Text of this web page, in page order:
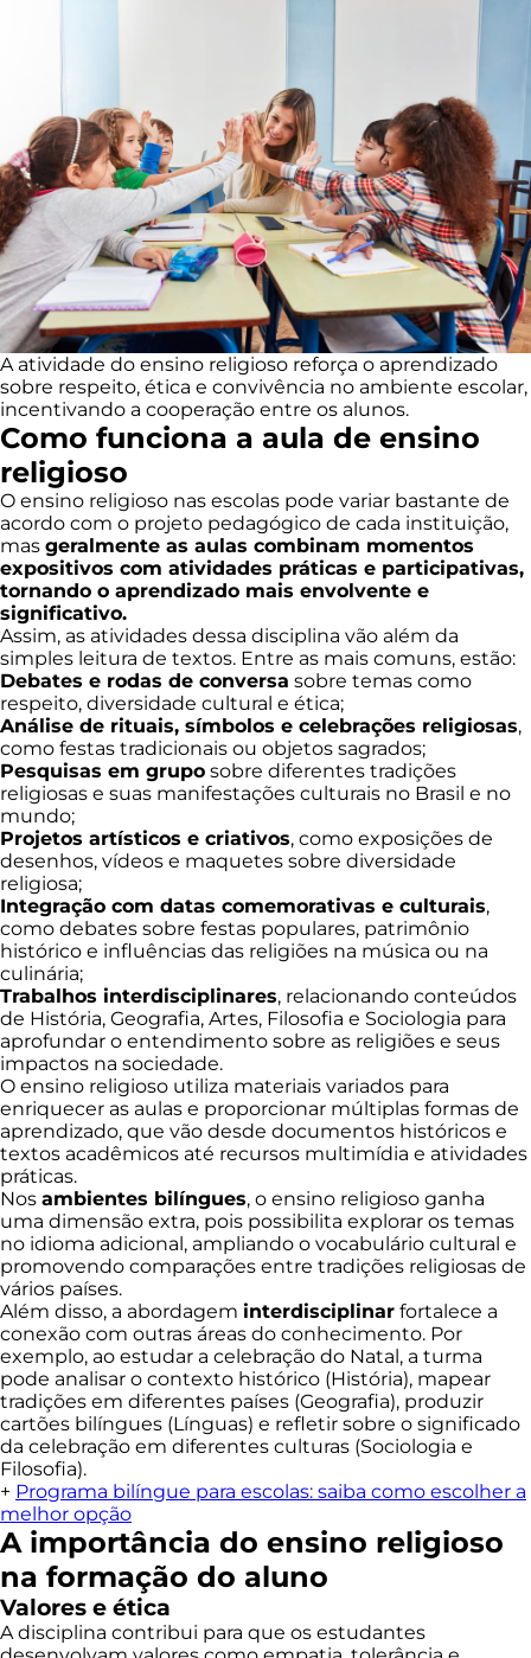
A atividade do ensino religioso reforça o aprendizado
sobre respeito, ética e convivência no ambiente escolar,
incentivando a cooperação entre os alunos.
Como funciona a aula de ensino
religioso
O ensino religioso nas escolas pode variar bastante de
acordo com o projeto pedagógico de cada instituição,
mas geralmente as aulas combinam momentos
expositivos com atividades práticas e participativas,
tornando o aprendizado mais envolvente e
significativo.
Assim, as atividades dessa disciplina vão além da
simples leitura de textos. Entre as mais comuns, estão:
Debates e rodas de conversa sobre temas como
respeito, diversidade cultural e ética;
Análise de rituais, símbolos e celebrações religiosas,
como festas tradicionais ou objetos sagrados;
Pesquisas em grupo sobre diferentes tradições
religiosas e suas manifestações culturais no Brasil e no
mundo;
Projetos artísticos e criativos, como exposições de
desenhos, vídeos e maquetes sobre diversidade
religiosa;
Integração com datas comemorativas e culturais,
como debates sobre festas populares, patrimônio
histórico e influências das religiões na música ou na
culinária;
Trabalhos interdisciplinares, relacionando conteúdos
de História, Geografia, Artes, Filosofia e Sociologia para
aprofundar o entendimento sobre as religiões e seus
impactos na sociedade.
O ensino religioso utiliza materiais variados para
enriquecer as aulas e proporcionar múltiplas formas de
aprendizado, que vão desde documentos históricos e
textos acadêmicos até recursos multimídia e atividades
práticas.
Nos ambientes bilíngues, o ensino religioso ganha
uma dimensão extra, pois possibilita explorar os temas
no idioma adicional, ampliando o vocabulário cultural e
promovendo comparações entre tradições religiosas de
vários países.
Além disso, a abordagem interdisciplinar fortalece a
conexão com outras áreas do conhecimento. Por
exemplo, ao estudar a celebração do Natal, a turma
pode analisar o contexto histórico (História), mapear
tradições em diferentes países (Geografia), produzir
cartões bilíngues (Línguas) e refletir sobre o significado
da celebração em diferentes culturas (Sociologia e
Filosofia).
+ Programa bilíngue para escolas: saiba como escolher a
melhor opção
A importância do ensino religioso
na formação do aluno
Valores e ética
A disciplina contribui para que os estudantes